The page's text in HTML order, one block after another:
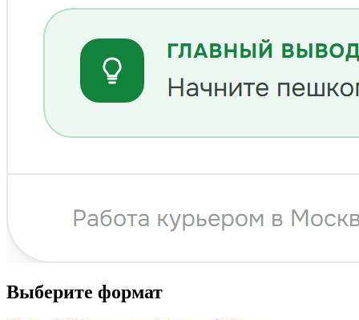
Выберите формат